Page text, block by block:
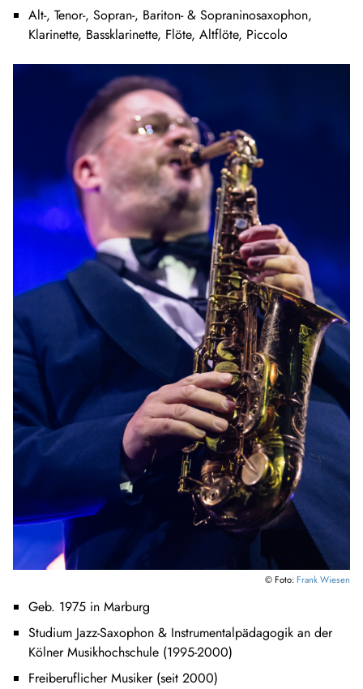
Alt-, Tenor-, Sopran-, Bariton- & Sopraninosaxophon,
Klarinette, Bassklarinette, Flöte, Altflöte, Piccolo
© Foto: Frank Wiesen
Geb. 1975 in Marburg
Studium Jazz-Saxophon & Instrumentalpädagogik an der
Kölner Musikhochschule (1995-2000)
Freiberuflicher Musiker (seit 2000)